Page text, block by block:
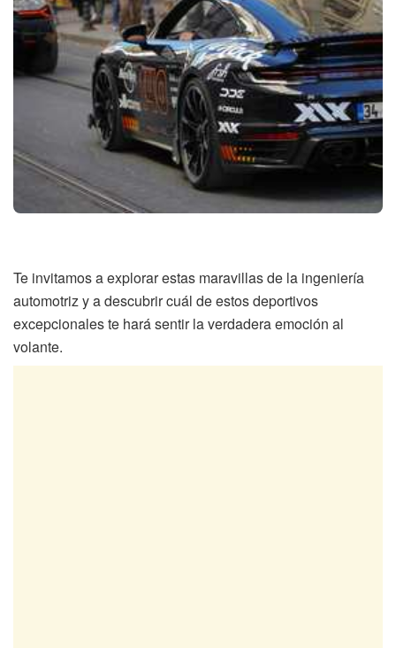
Te invitamos a explorar estas maravillas de la ingeniería
automotriz y a descubrir cuál de estos deportivos
excepcionales te hará sentir la verdadera emoción al
volante.